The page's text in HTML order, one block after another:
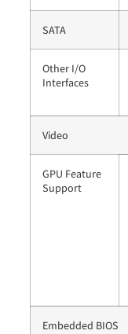
SATA
Other I/O
Interfaces
Video
GPU Feature
Support
Embedded BIOS